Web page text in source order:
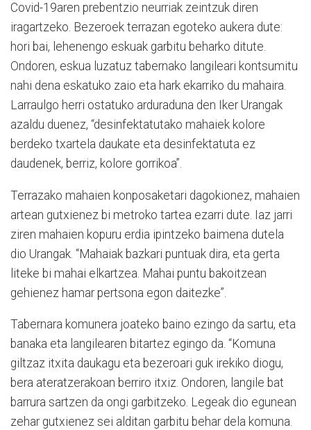
Covid-19aren prebentzio neurriak zeintzuk diren
iragartzeko. Bezeroek terrazan egoteko aukera dute:
hori bai, lehenengo eskuak garbitu beharko ditute.
Ondoren, eskua luzatuz tabernako langileari kontsumitu
nahi dena eskatuko zaio eta hark ekarriko du mahaira.
Larraulgo herri ostatuko arduraduna den Iker Urangak
azaldu duenez, “desinfektatutako mahaiek kolore
berdeko txartela daukate eta desinfektatuta ez
daudenek, berriz, kolore gorrikoa”.
Terrazako mahaien konposaketari dagokionez, mahaien
artean gutxienez bi metroko tartea ezarri dute. Iaz jarri
ziren mahaien kopuru erdia ipintzeko baimena dutela
dio Urangak. “Mahaiak bazkari puntuak dira, eta gerta
liteke bi mahai elkartzea. Mahai puntu bakoitzean
gehienez hamar pertsona egon daitezke”.
Tabernara komunera joateko baino ezingo da sartu, eta
banaka eta langilearen bitartez egingo da. “Komuna
giltzaz itxita daukagu eta bezeroari guk irekiko diogu,
bera ateratzerakoan berriro itxiz. Ondoren, langile bat
barrura sartzen da ongi garbitzeko. Legeak dio egunean
zehar gutxienez sei alditan garbitu behar dela komuna.